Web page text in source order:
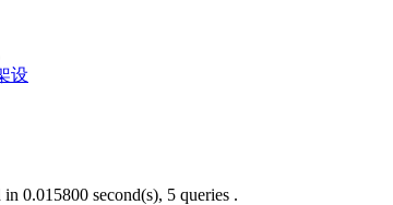
设
in 0.015800 second(s), 5 queries .